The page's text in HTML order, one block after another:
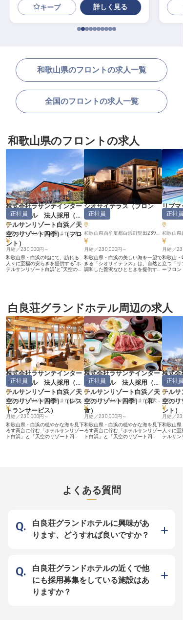
キープ 詳しく見る
和歌山県のフロントの求人一覧
全国のフロントの求人一覧
和歌山県のフロントの求人
株式会社ラサンテインター
ナショナル 法人採用（ホ
テルサンリゾート白浜／天
空のリゾート四季）（フロ
ント ）
正社員
ホテルサンリゾート白浜または天空のリゾート四季いずれかに配属※入社後に決定
月給／230,000円～
和歌山県・白浜の地にて、訪れる
人々に至福の安らぎを提供する“ホ
テルサンリゾート白浜”と“天空のリ
は、マニュアルを超えた「察する文
化」です。お客様が言葉にされない
細やかなニーズを、視線や歩調、空
気感から汲み取り、先回りしたおも
てなし。そんな日本特有の奥深いホ
スピタリティを追求できる環境がこ
こにはあります。フロントの役目
は、施設の「顔」としてお客様を温
かく迎え入れること。立ち振る舞い
や言葉遣い、そして相手に寄り添う
誠実な姿勢が求められる、やりがい
の大きなお仕事です。 月給24万円
以上という安定した給与体系に加
え、月5,000円の格安単身寮・家族
寮も完備などの充実した待遇。落ち
着いた環境の中で、一生モノの接客
スキルを身に付けることが可能で
す。 一流のサービスパーソンとし
て、お客様の記憶に残る特別な物語
を一緒に紡いでいきませんか。向上
心を持ち、自らの感性を磨き続けた
い方を、心よりお待ちしています。
シオサイテラス（フロン
ト）
正社員
月給／230,000円～
和歌山県・白浜の美しい海を一望で
きる「シオサイテラス」は、自然と
調和した贅沢なひとときを提供する
ひとりの心に寄り添う、質の高いサ
ービスを何よりも大切にしておりま
す。フロントスタッフは、まさに施
設の“顔”となる重要な役割です。 お
任せするのは、単なる手続き業務で
はなく、お客様が言葉にされない細
かなニーズを、その表情や所作から
いち早く汲み取り、先回りして動
く。そんな日本特有の「察する文
化」に基づいた高度なホスピタリテ
ィが求められます。凛とした立ち居
振る舞いや、美しい敬語を駆使した
接客を通じて、自身の市場価値を飛
躍的に高められる環境です。 待遇
面においても、月給24万円以上の
給与体系や、生活を支える福利厚生
もご用意。年間休日103日と、お休
みもしっかり確保できます。当施設
は2026年1月リニューアルオープン
したばかり。穏やかな時間が流れる
白浜の地で、プロフェッショナルと
しての誇りを胸に、真のサービスを
追求してみませんか。
リブマ
シーフ
正社員
和歌山県
月給／
和歌山・
立つ「リ
ーフロン
中で、
客様の記
いする。
らプロ
日120
境 ◎月給
賞与年2回 リブマックスグループの
安定した
を見据
休日120
度などの
業を抑制
ため、心
向き合う
イレベ
ことが可
白良荘グランドホテル周辺の求人
株式会社ラサンテインター
ナショナル 法人採用（ホ
テルサンリゾート白浜／天
空のリゾート四季）（レス
トランサービス ）
正社員
ホテルサンリゾート白浜または天空のリゾート四季いずれかに配属※入社後に決定
月給／230,000円～
和歌山県・白浜の穏やかな海を見下
ろす高台に佇む「ホテルサンリゾー
ト白浜」と「天空のリゾート四
なく、お客様一人ひとりの状況に合
わせたサービスです。お食事の進み
れでいて必要な時にはすぐ傍にい
る。こうした、言葉にされないニー
ズを汲み取るハイコンテクストな接
客こそが、真のホスピタリティであ
一流のテーブルマナーや地元食材に
関する深い知識を身に付けられま
す。美しい景観と洗練された空間
で、自らの所作を磨き、お客様の心
に刻まれる特別な時間を共に創り上
げませんか。 プロフェッショナル
株式会社ラサンテインター
ナショナル 法人採用（ホ
テルサンリゾート白浜／天
空のリゾート四季）（和
食）
正社員
月給／230,000円～
和歌山県・白浜の穏やかな海を見下
ろす高台に佇む「ホテルサンリゾー
ト白浜」と「天空のリゾート四
材の持ち味を最大限に引き出すため
の真剣勝負が繰り広げられていま
す。 私たちが大切にしているの
心」です。盛付の色彩、温度、そし
て提供のタイミング。これらすべて
において、お客様の状況を察し、最
高の状態で料理をお届けする。そん
完備。恵まれた自然環境の中で、集
中して技を磨くことができます。一
流の料理人としてさらなる高みを目
指したい方、日本の食文化を後世へ
株式会
ナシ
テルサ
空のリ
ント ）
正社員
月給／
和歌山県
人々に
テルサン
誠実な姿
す。 一流のサービスパーソンとし
て、お客
よくある質問
白良荘グランドホテルに興味があ
ります、どうすれば良いですか？
白良荘グランドホテルの近くで他
にも採用募集をしている施設はあ
りますか？